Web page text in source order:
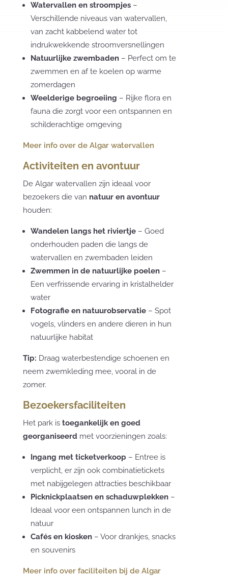
Watervallen en stroompjes–
Verschillende niveaus van watervallen,
van zacht kabbelend water tot
indrukwekkende stroomversnellingen
Natuurlijke zwembaden– Perfect om te
zwemmen en af te koelen op warme
zomerdagen
Weelderige begroeiing – Rijke flora en
fauna die zorgt voor een ontspannen en
schilderachtige omgeving
Meer info over de Algar watervallen
Activiteiten en avontuur
De Algar watervallen zijn ideaal voor
bezoekers die van natuur en avontuur
houden:
Wandelen langs het riviertje– Goed
onderhouden paden die langs de
watervallen en zwembaden leiden
Zwemmen in de natuurlijke poelen–
Een verfrissende ervaring in kristalhelder
water
Fotografie en natuurobservatie– Spot
vogels, vlinders en andere dieren in hun
natuurlijke habitat
Tip: Draag waterbestendige schoenen en
neem zwemkleding mee, vooral in de
zomer.
Bezoekersfaciliteiten
Het park is toegankelijk en goed
georganiseerd met voorzieningen zoals:
Ingang met ticketverkoop – Entree is
verplicht, er zijn ook combinatietickets
met nabijgelegen attracties beschikbaar
Picknickplaatsen en schaduwplekken–
Ideaal voor een ontspannen lunch in de
natuur
Cafés en kiosken– Voor drankjes, snacks
en souvenirs
Meer info over faciliteiten bij de Algar